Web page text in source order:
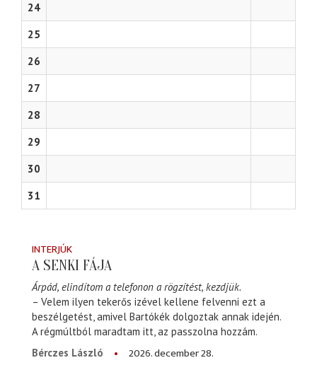
24
25
26
27
28
29
30
31
INTERJÚK
A SENKI FÁJA
Árpád, elindítom a telefonon a rögzítést, kezdjük.
– Velem ilyen tekerős izével kellene felvenni ezt a
beszélgetést, amivel Bartókék dolgoztak annak idején.
A régmúltból maradtam itt, az passzolna hozzám.
Bérczes László
2026. december 28.